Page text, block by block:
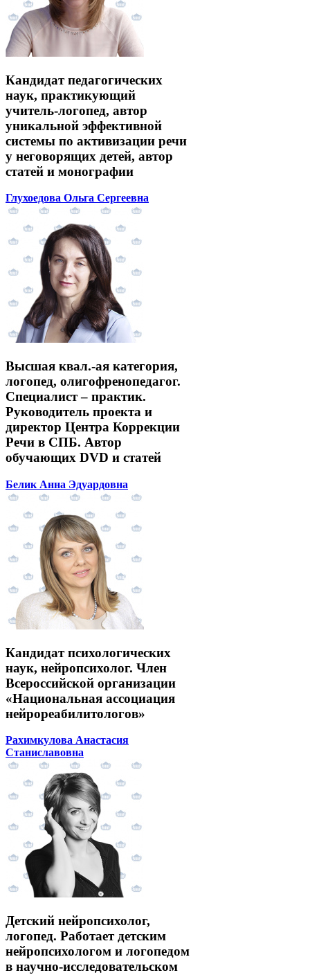
Кандидат педагогических
наук, практикующий
учитель-логопед, автор
уникальной эффективной
системы по активизации речи
у неговорящих детей, автор
статей и монографии
Глухоедова Ольга Сергеевна
Высшая квал.-ая категория,
логопед, олигофренопедагог.
Специалист – практик.
Руководитель проекта и
директор Центра Коррекции
Речи в СПБ. Автор
обучающих DVD и статей
Белик Анна Эдуардовна
Кандидат психологических
наук, нейропсихолог. Член
Всероссийской организации
«Национальная ассоциация
нейрореабилитологов»
Рахимкулова Анастасия
Станиславовна
Детский нейропсихолог,
логопед. Работает детским
нейропсихологом и логопедом
в научно-исследовательском